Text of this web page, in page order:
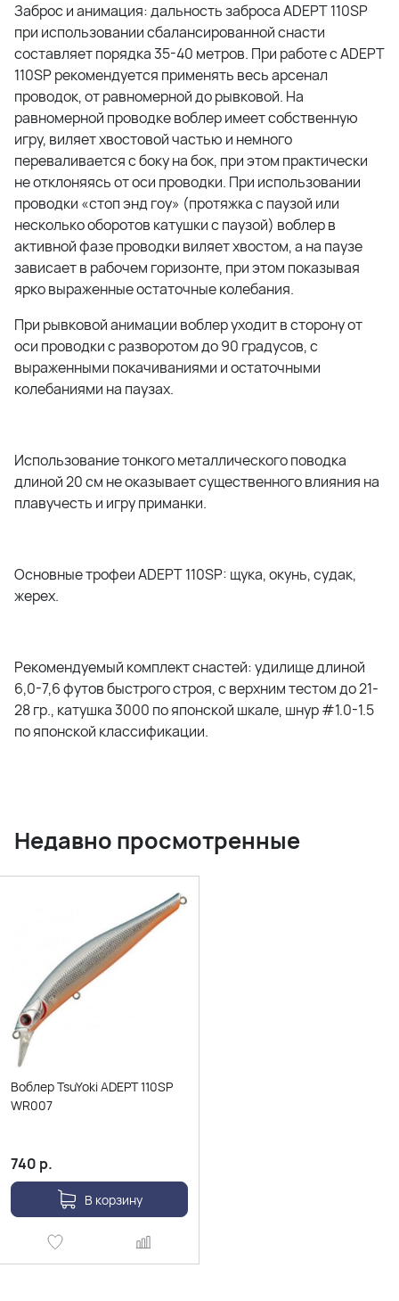
Заброс и анимация: дальность заброса ADEPT 110SP
при использовании сбалансированной снасти
составляет порядка 35-40 метров. При работе с ADEPT
110SP рекомендуется применять весь арсенал
проводок, от равномерной до рывковой. На
равномерной проводке воблер имеет собственную
игру, виляет хвостовой частью и немного
переваливается с боку на бок, при этом практически
не отклоняясь от оси проводки. При использовании
проводки «стоп энд гоу» (протяжка с паузой или
несколько оборотов катушки с паузой) воблер в
активной фазе проводки виляет хвостом, а на паузе
зависает в рабочем горизонте, при этом показывая
ярко выраженные остаточные колебания.
При рывковой анимации воблер уходит в сторону от
оси проводки с разворотом до 90 градусов, с
выраженными покачиваниями и остаточными
колебаниями на паузах.
Использование тонкого металлического поводка
длиной 20 см не оказывает существенного влияния на
плавучесть и игру приманки.
Основные трофеи ADEPT 110SP: щука, окунь, судак,
жерех.
Рекомендуемый комплект снастей: удилище длиной
6,0-7,6 футов быстрого строя, с верхним тестом до 21-
28 гр., катушка 3000 по японской шкале, шнур #1.0-1.5
по японской классификации.
Недавно просмотренные
Воблер TsuYoki ADEPT 110SP
WR007
740 р.
В корзину